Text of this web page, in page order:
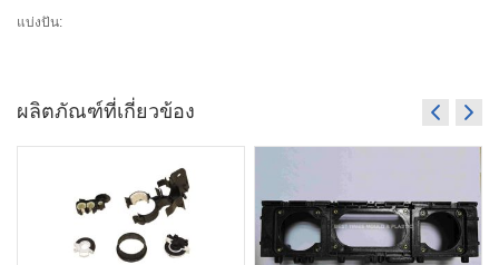
แบ่งปัน:
ผลิตภัณฑ์ที่เกี่ยวข้อง